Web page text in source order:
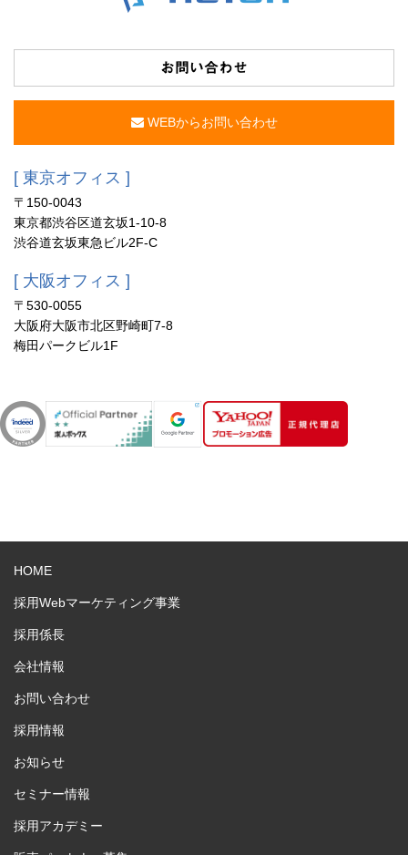
お問い合わせ
WEBからお問い合わせ
[ 東京オフィス ]
〒150-0043
東京都渋谷区道玄坂1-10-8
渋谷道玄坂東急ビル2F-C
[ 大阪オフィス ]
〒530-0055
大阪府大阪市北区野崎町7-8
梅田パークビル1F
HOME
採用Webマーケティング事業
採用係長
会社情報
お問い合わせ
採用情報
お知らせ
セミナー情報
採用アカデミー